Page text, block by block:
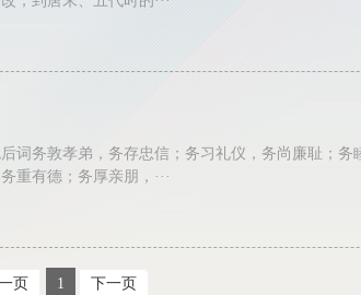
词务敦孝弟，务存忠信；务习礼仪，务尚廉耻；务
重有德；务厚亲朋，···
页 1 下一页